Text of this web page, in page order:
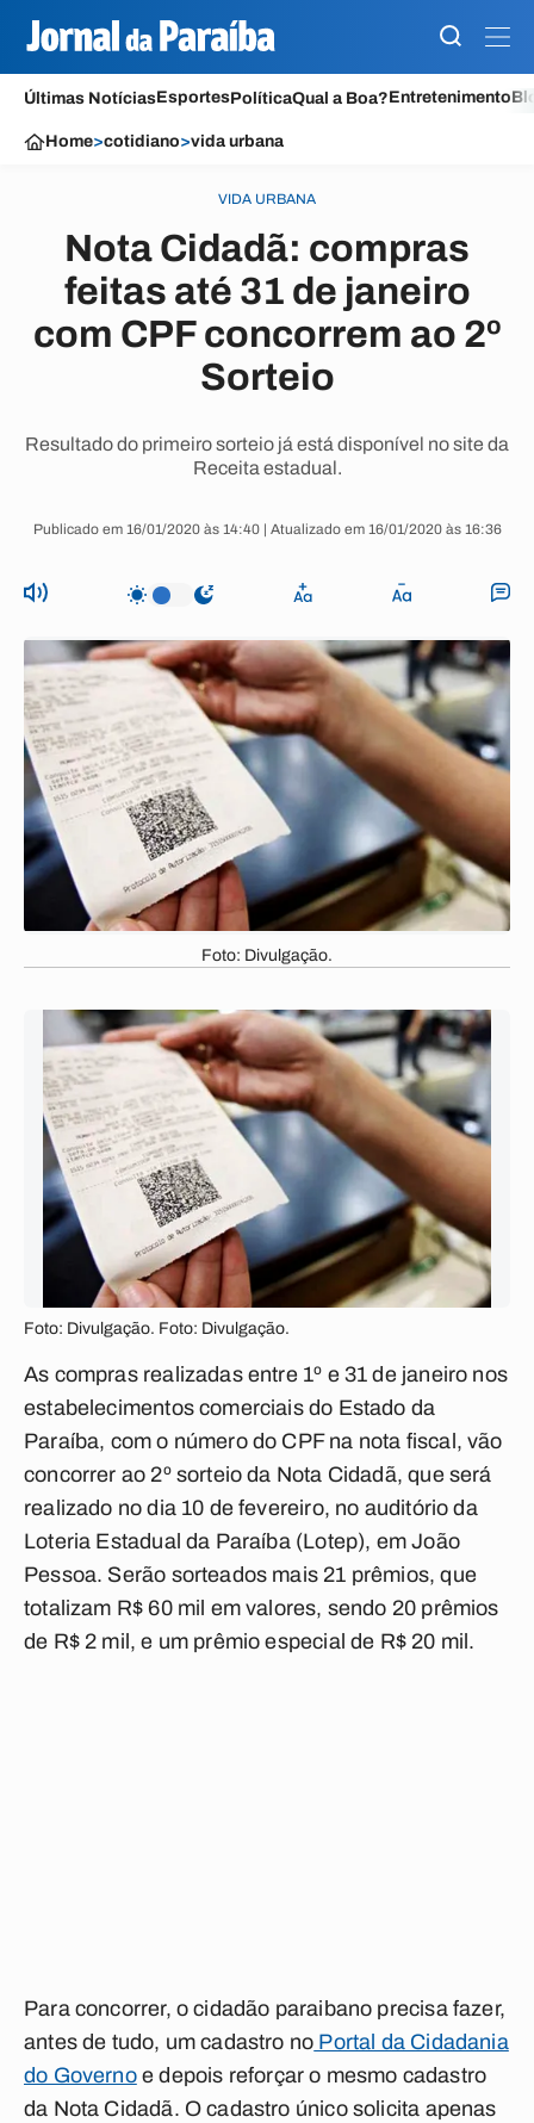
Últimas NotíciasEsportesPolíticaQual a Boa?Entretenimento
Home>cotidiano>vida urbana
VIDA URBANA
Nota Cidadã: compras
feitas até 31 de janeiro
com CPF concorrem ao 2º
Sorteio
Resultado do primeiro sorteio já está disponível no site da
Receita estadual.
Publicado em 16/01/2020 às 14:40 | Atualizado em 16/01/2020 às 16:36
Foto: Divulgação.
Foto: Divulgação. Foto: Divulgação.
As compras realizadas entre 1º e 31 de janeiro nos
estabelecimentos comerciais do Estado da
Paraíba, com o número do CPF na nota fiscal, vão
concorrer ao 2º sorteio da Nota Cidadã, que será
realizado no dia 10 de fevereiro, no auditório da
Loteria Estadual da Paraíba (Lotep), em João
Pessoa. Serão sorteados mais 21 prêmios, que
totalizam R$ 60 mil em valores, sendo 20 prêmios
de R$ 2 mil, e um prêmio especial de R$ 20 mil.
Para concorrer, o cidadão paraibano precisa fazer,
antes de tudo, um cadastro no Portal da Cidadania
do Governoe depois reforçar o mesmo cadastro
da Nota Cidadã. O cadastro único solicita apenas